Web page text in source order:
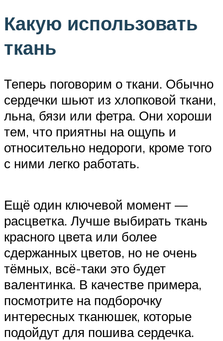
Какую использовать
ткань
Теперь поговорим о ткани. Обычно
сердечки шьют из хлопковой ткани,
льна, бязи или фетра. Они хороши
тем, что приятны на ощупь и
относительно недороги, кроме того
с ними легко работать.
Ещё один ключевой момент —
расцветка. Лучше выбирать ткань
красного цвета или более
сдержанных цветов, но не очень
тёмных, всё-таки это будет
валентинка. В качестве примера,
посмотрите на подборочку
интересных тканюшек, которые
подойдут для пошива сердечка.